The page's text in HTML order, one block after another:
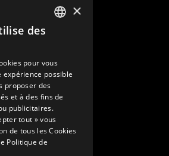
×
des
pour vous
possible
proposer des
et à des fins de
publicitaires.
tout » vous
de tous les Cookies
Politique de